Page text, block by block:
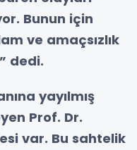
Bunun için
ve amaçsızlık
dedi.
yayılmış
Prof. Dr.
var. Bu sahtelik